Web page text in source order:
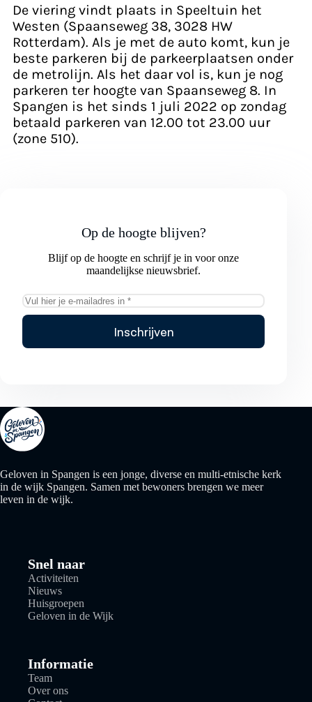
De viering vindt plaats in Speeltuin het
Westen (Spaanseweg 38, 3028 HW
Rotterdam). Als je met de auto komt, kun je
beste parkeren bij de parkeerplaatsen onder
de metrolijn. Als het daar vol is, kun je nog
parkeren ter hoogte van Spaanseweg 8. In
Spangen is het sinds 1 juli 2022 op zondag
betaald parkeren van 12.00 tot 23.00 uur
(zone 510).
Op de hoogte blijven?
Blijf op de hoogte en schrijf je in voor onze
maandelijkse nieuwsbrief.
Inschrijven
Geloven in Spangen is een jonge, diverse en multi-etnische kerk
in de wijk Spangen. Samen met bewoners brengen we meer
leven in de wijk.
Snel naar
Activiteiten
Nieuws
Huisgroepen
Geloven in de Wijk
Informatie
Team
Over ons